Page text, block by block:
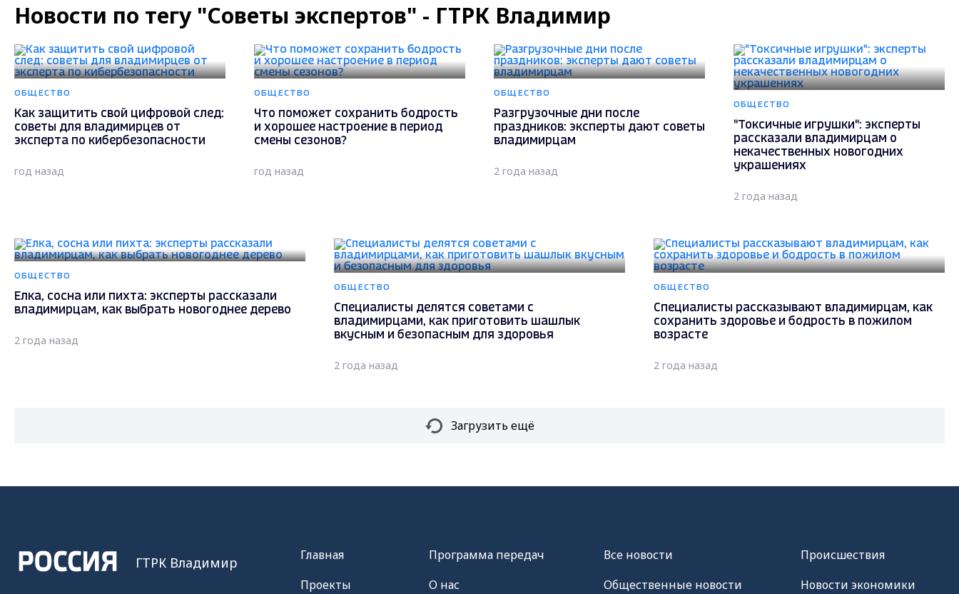
Новости по тегу "Советы экспертов" - ГТРК Владимир
ОБЩЕСТВО
Как защитить свой цифровой след:
советы для владимирцев от
эксперта по кибербезопасности
год назад
ОБЩЕСТВО
Что поможет сохранить бодрость
и хорошее настроение в период
смены сезонов?
год назад
ОБЩЕСТВО
Разгрузочные дни после
праздников: эксперты дают советы
владимирцам
2 года назад
ОБЩЕСТВО
"Токсичные игрушки": эксперты
рассказали владимирцам о
некачественных новогодних
украшениях
2 года назад
ОБЩЕСТВО
Елка, сосна или пихта: эксперты рассказали
владимирцам, как выбрать новогоднее дерево
2 года назад
ОБЩЕСТВО
Специалисты делятся советами с
владимирцами, как приготовить шашлык
вкусным и безопасным для здоровья
2 года назад
ОБЩЕСТВО
Специалисты рассказывают владимирцам, как
сохранить здоровье и бодрость в пожилом
возрасте
2 года назад
Загрузить ещё
ГТРК Владимир
Главная
Проекты
Программа передач
О нас
Все новости
Общественные новости
Происшествия
Новости экономики